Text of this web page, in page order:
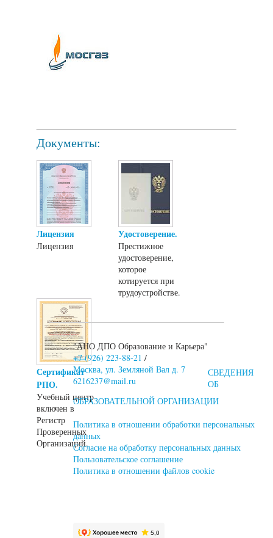
Документы:
Лицензия
Лицензия
Удостоверение.
Престижное
удостоверение,
которое
котируется при
трудоустройстве.
Сертификат
РПО.
Учебный центр
включен в
Регистр
Проверенных
Организаций.
"АНО ДПО Образование и Карьера"
+7 (926) 223-88-21 /
Москва, ул. Земляной Вал д. 7
6216237@mail.ru
СВЕДЕНИЯ
ОБ
ОБРАЗОВАТЕЛЬНОЙ ОРГАНИЗАЦИИ
Политика в отношении обработки персональных
данных
Согласие на обработку персональных данных
Пользовательское соглашение
Политика в отношении файлов cookie